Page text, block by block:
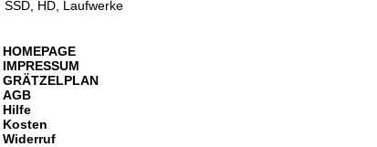
SSD, HD, Laufwerke
HOMEPAGE
IMPRESSUM
GRÄTZELPLAN
AGB
Hilfe
Kosten
Widerruf